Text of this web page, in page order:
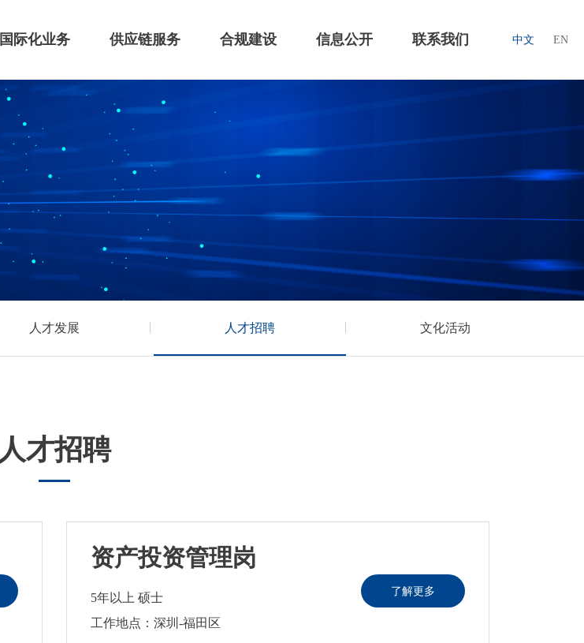
国际化业务 供应链服务 合规建设 信息公开 联系我们 中文 EN
人才发展 人才招聘 文化活动
人才招聘
资产投资管理岗
5年以上 硕士
工作地点：深圳-福田区
了解更多